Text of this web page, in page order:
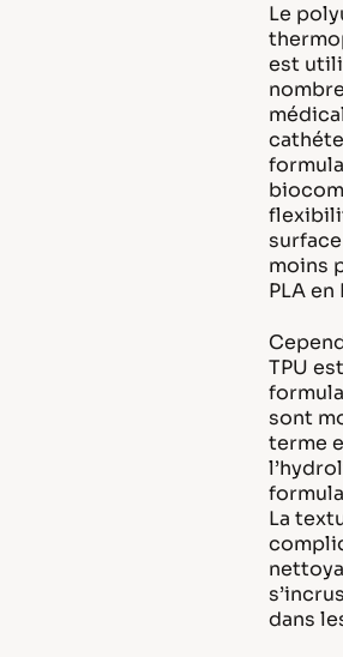
Le
est
moins
PLA en
TPU
sont
terme
La
dans